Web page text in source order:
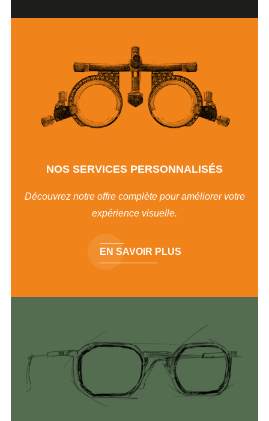
NOS SERVICES PERSONNALISÉS
Découvrez notre offre complète pour améliorer votre
expérience visuelle.
EN SAVOIR PLUS